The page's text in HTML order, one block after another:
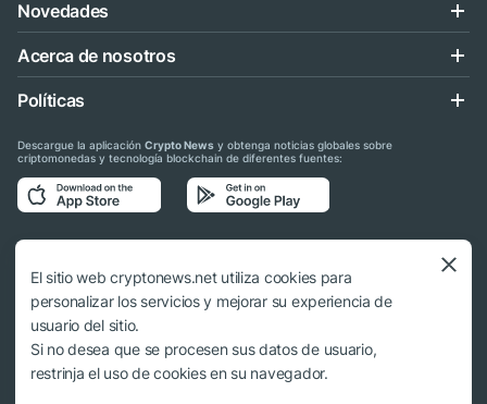
Novedades
Acerca de nosotros
Políticas
Descargue la aplicación Crypto News y obtenga noticias globales sobre
criptomonedas y tecnología blockchain de diferentes fuentes:
Síganos en las redes sociales
© 2018 - 2026 Crypto News. Al usar los materiales no es obligatorio citar a
cryptonews.net.
El sitio web cryptonews.net utiliza cookies para
personalizar los servicios y mejorar su experiencia de
usuario del sitio.
Si no desea que se procesen sus datos de usuario,
restrinja el uso de cookies en su navegador.